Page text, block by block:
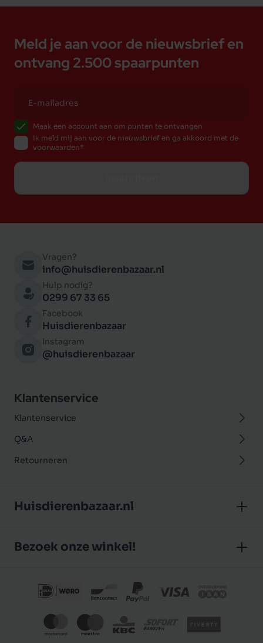
Meld je aan voor de nieuwsbrief en
ontvang 2.500 spaarpunten
Maak een account aan om punten te ontvangen
Ik meld mij aan voor de nieuwsbrief en ga akkoord met de
voorwaarden
Vragen?
info@huisdierenbazaar.nl
Hulp nodig?
0299 67 33 65
Facebook
Huisdierenbazaar
Instagram
@huisdierenbazaar
Klantenservice
Klantenservice
Q&A
Retourneren
Huisdierenbazaar.nl
Klantbeoordelingen
Privacybeleid
Bezoek onze winkel!
J.P. Poelstraat 8
Nederland